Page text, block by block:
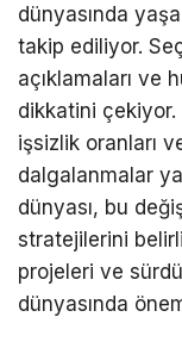
dünyasında
takip ediliyor.
açıklamaları ve
dikkatini çekiyor.
işsizlik oranları
dalgalanmalar
dünyası, bu
stratejilerini
projeleri ve
dünyasında